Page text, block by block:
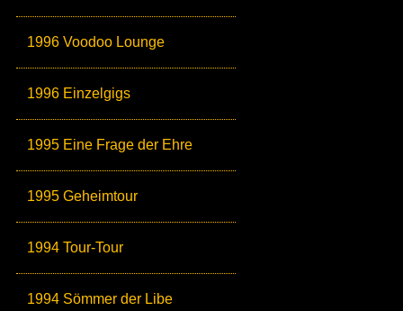
1996 Voodoo Lounge
1996 Einzelgigs
1995 Eine Frage der Ehre
1995 Geheimtour
1994 Tour-Tour
1994 Sömmer der Libe